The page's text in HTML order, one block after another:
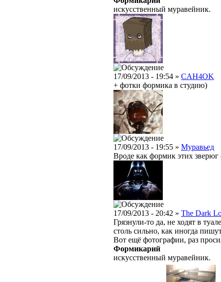
искусственный муравейник.
17/09/2013 - 19:54 » CAH4OK
+ фотки формика в студию)
17/09/2013 - 19:55 » Муравьед
Вроде как формик этих зверюг
17/09/2013 - 20:42 » The Dark
Грязнули-то да, не ходят в
столь сильно, как иногда
Вот ещё фотографии, раз
Формикарий
искусственный муравейник.